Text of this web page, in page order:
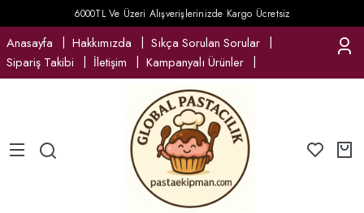
6000TL Ve Üzeri Alışverişlerinizde Kargo Ücretsiz
Anasayfa Hakkımızda
Sıkça Sorulan Sorular
Sipariş Takibi
İletişim Kampanyalı Ürünler